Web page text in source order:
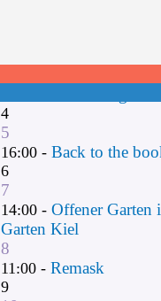
4
5
16:00 -Back to the
6
7
14:00 -Offener Garten
Garten Kiel
8
11:00 -Remask
9